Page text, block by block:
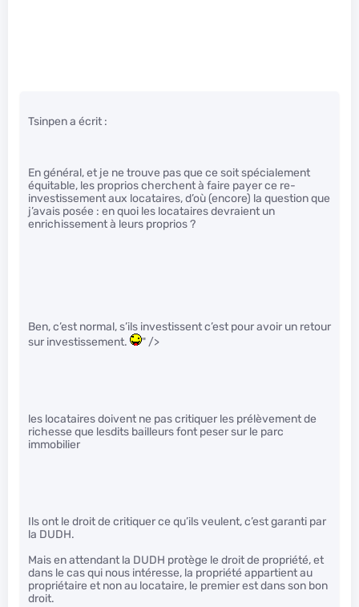
Tsinpen a écrit :
En général, et je ne trouve pas que ce soit spécialement
équitable, les proprios cherchent à faire payer ce re-
investissement aux locataires, d’où (encore) la question que
j’avais posée : en quoi les locataires devraient un
enrichissement à leurs proprios ?
Ben, c’est normal, s’ils investissent c’est pour avoir un retour
sur investissement.
" />
les locataires doivent ne pas critiquer les prélèvement de
richesse que lesdits bailleurs font peser sur le parc
immobilier
Ils ont le droit de critiquer ce qu’ils veulent, c’est garanti par
la DUDH.
Mais en attendant la DUDH protège le droit de propriété, et
dans le cas qui nous intéresse, la propriété appartient au
propriétaire et non au locataire, le premier est dans son bon
droit.